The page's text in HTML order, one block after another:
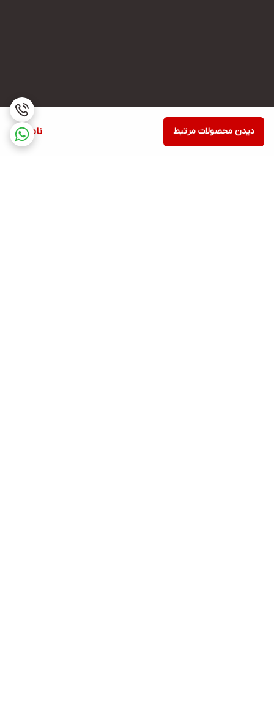
ناموجود دیدن محصولات مرتبط